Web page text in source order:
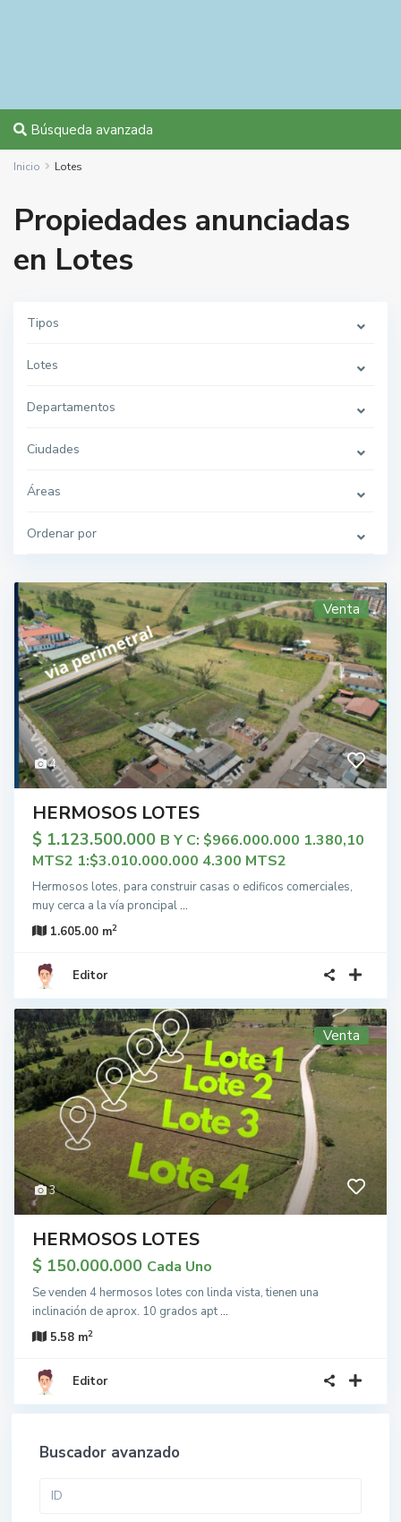
Búsqueda avanzada
Inicio Lotes
Propiedades anunciadas
en Lotes
Tipos
Lotes
Departamentos
Ciudades
Áreas
Ordenar por
4
Venta
HERMOSOS LOTES
$ 1.123.500.000 B Y C: $966.000.000 1.380,10
MTS2 1:$3.010.000.000 4.300 MTS2
Hermosos lotes, para construir casas o edificos comerciales,
muy cerca a la vía proncipal...
1.605.00 m2
Editor
3
Venta
HERMOSOS LOTES
$ 150.000.000 Cada Uno
Se venden 4 hermosos lotes con linda vista, tienen una
inclinación de aprox. 10 grados apt...
5.58 m2
Editor
Buscador avanzado